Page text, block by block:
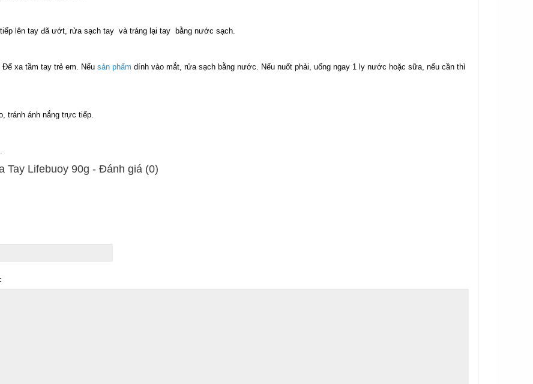
lên tay đã ướt, rửa sạch tay và tráng lại tay bằng nước sạch.
xa tầm tay trẻ em. Nếu sản phẩm dính vào mắt, rửa sạch bằng nước. Nếu nuốt phải, uống ngay 1 ly nước hoặc sữa, nếu cần thì
tránh ánh nắng trực tiếp.
Tay Lifebuoy 90g - Ðánh giá (0)